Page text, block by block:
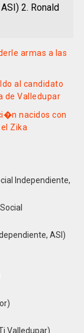
2. Ronald
armas a las
al candidato
Valledupar
nacidos con
Zika
Independiente,
ASI)
Valledupar)